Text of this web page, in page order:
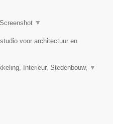
Screenshot ▼
voor architectuur en
Interieur, Stedenbouw, ▼